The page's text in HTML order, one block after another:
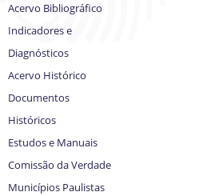
Acervo Bibliográfico
Indicadores e
Diagnósticos
Acervo Histórico
Documentos
Históricos
Estudos e Manuais
Comissão da Verdade
Municípios Paulistas